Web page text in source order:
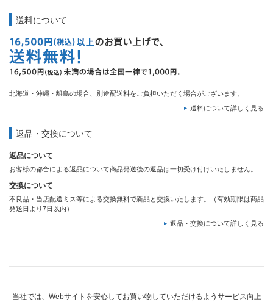
送料について
北海道・沖縄・離島の場合、別途配送料をご負担いただく場合がございます。
送料について詳しく見る
返品・交換について
返品について
お客様の都合による返品について商品発送後の返品は一切受け付けいたしません。
交換について
不良品・当店配送ミス等による交換無料で新品と交換いたします。（有効期限は商品
発送日より7日以内）
返品・交換について詳しく見る
当社では、Webサイトを安心してお買い物していただけるようサービス向上